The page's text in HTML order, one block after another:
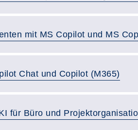
mit MS Copilot und MS
Chat und Copilot (M365)
für Büro und